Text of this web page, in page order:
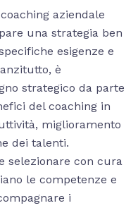
aziendale
una strategia ben
esigenze e
è
strategico da parte
del coaching in
miglioramento
dei talenti.
selezionare con cura
le competenze e
i